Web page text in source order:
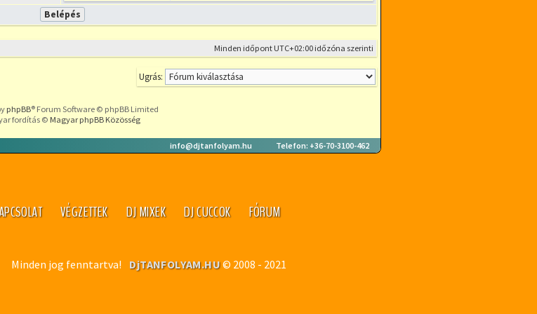
Minden időpont UTC+02:00 időzóna szerinti
Ugrás:
phpBB® Forum Software © phpBB Limited
fordítás © Magyar phpBB Közösség
info@djtanfolyam.hu Telefon: +36-70-3100-462
VÉGZETTEK DJ MIXEK DJ CUCCOK FÓRUM
Minden jog fenntartva! DjTANFOLYAM.HU© 2008 - 2021